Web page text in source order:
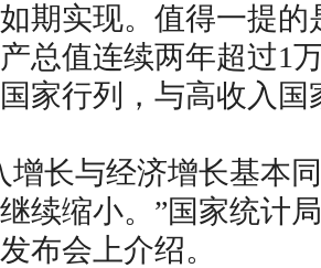
期实现。值得一提的
总值连续两年超过1
家行列，与高收入国
增长与经济增长基本
续缩小。”国家统计
布会上介绍。